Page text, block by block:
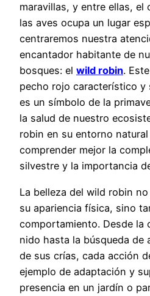
maravillas, y entre ellas, el
las aves ocupa un lugar
centraremos nuestra
encantador habitante de
bosques: el wild robin.
pecho rojo característico y
es un símbolo de la
la salud de nuestro
robin en su entorno
comprender mejor la
silvestre y la importancia
La belleza del wild robin
su apariencia física, sino
comportamiento. Desde la
nido hasta la búsqueda de
de sus crías, cada acción
ejemplo de adaptación y
presencia en un jardín o